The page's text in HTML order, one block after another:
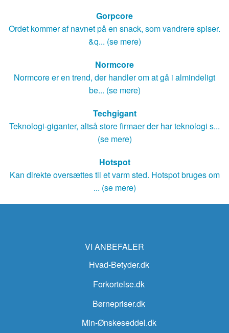
Gorpcore
Ordet kommer af navnet på en snack, som vandrere spiser.
&q... (se mere)
Normcore
Normcore er en trend, der handler om at gå i almindeligt
be... (se mere)
Techgigant
Teknologi-giganter, altså store firmaer der har teknologi s...
(se mere)
Hotspot
Kan direkte oversættes til et varm sted. Hotspot bruges om
... (se mere)
VI ANBEFALER
Hvad-Betyder.dk
Forkortelse.dk
Børnepriser.dk
Min-Ønskeseddel.dk